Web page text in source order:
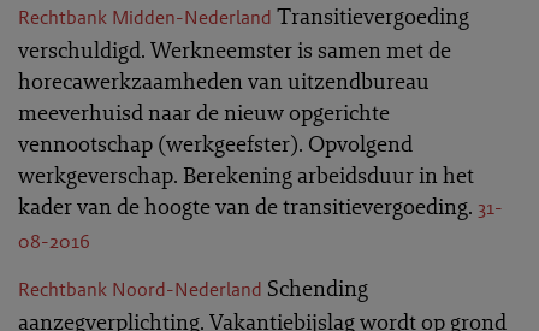
Rechtbank Midden-Nederland Transitievergoeding
verschuldigd. Werkneemster is samen met de
horecawerkzaamheden van uitzendbureau
meeverhuisd naar de nieuw opgerichte
vennootschap (werkgeefster). Opvolgend
werkgeverschap. Berekening arbeidsduur in het
kader van de hoogte van de transitievergoeding. 31-
08-2016
Rechtbank Noord-Nederland Schending
aanzegverplichting. Vakantiebijslag wordt op grond